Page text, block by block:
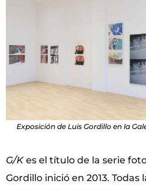
Exposición de Luis Gordillo en la
G/Kes el título de la serie
Gordillo inició en 2013.